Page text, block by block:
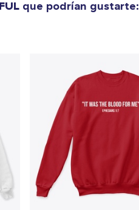
que podrían gustarte: